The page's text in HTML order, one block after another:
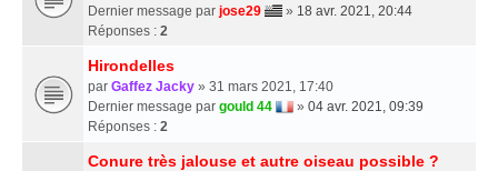
Dernier message par jose29 » 18 avr. 2021, 20:44
Réponses : 2
Hirondelles
par Gaffez Jacky » 31 mars 2021, 17:40
Dernier message par gould 44 » 04 avr. 2021, 09:39
Réponses : 2
Conure très jalouse et autre oiseau possible ?